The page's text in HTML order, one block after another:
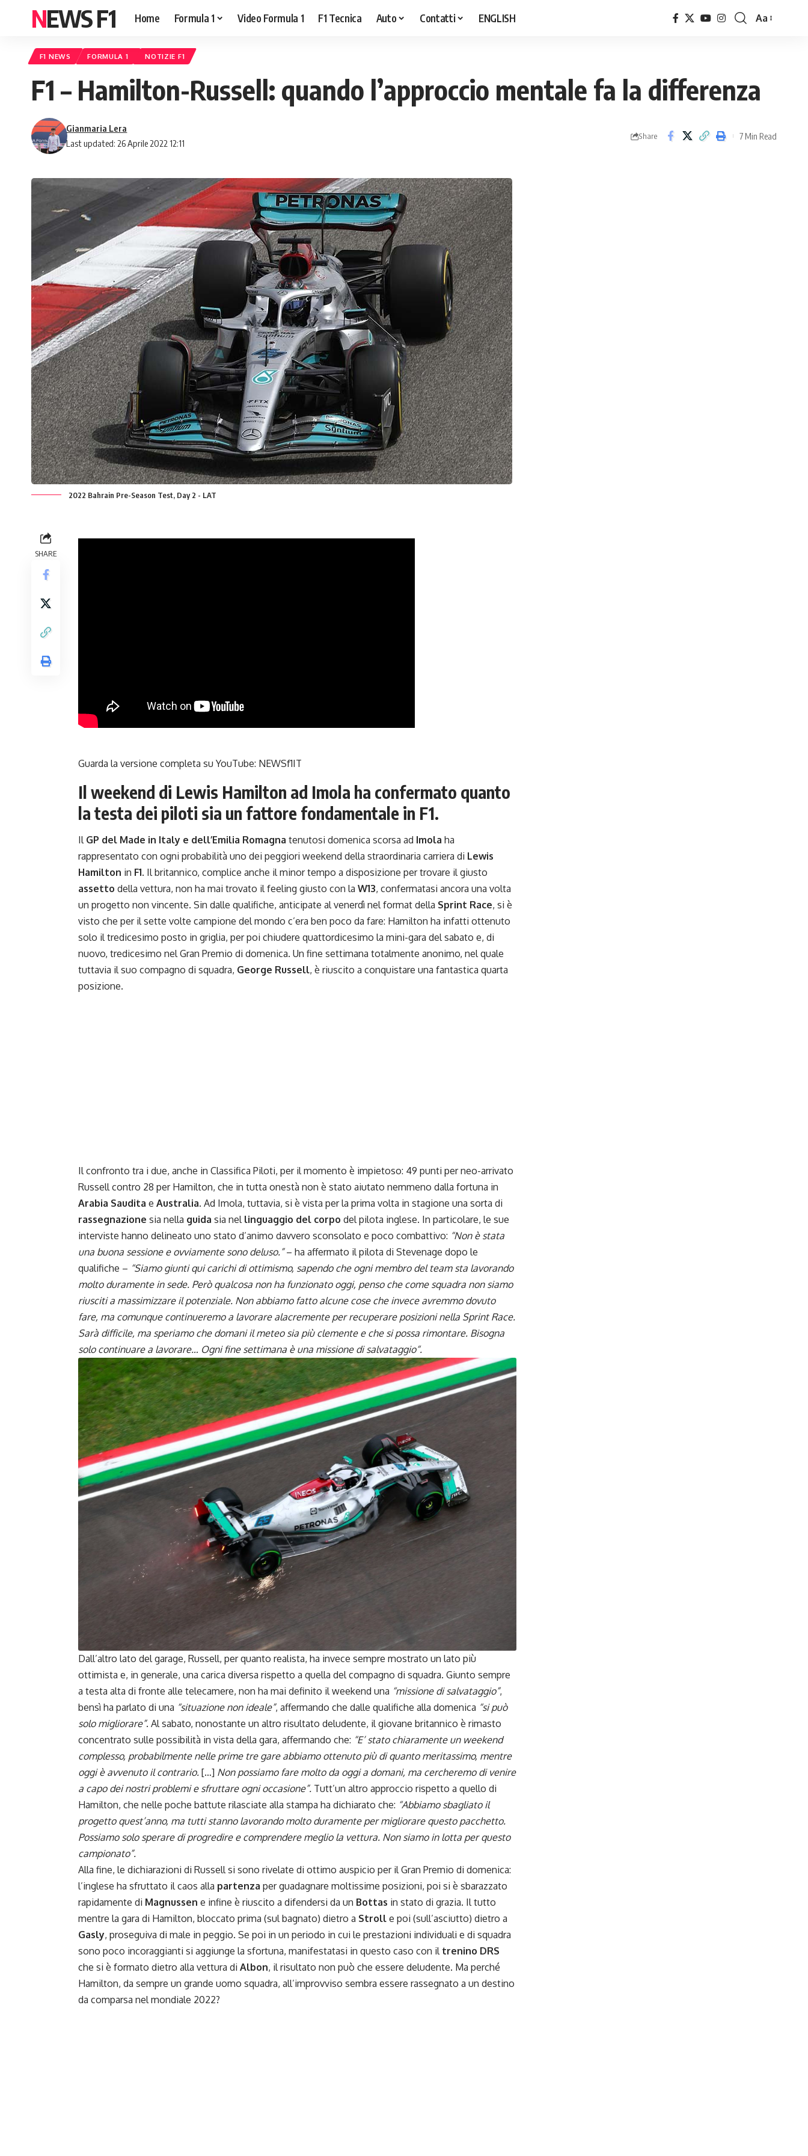
NEWS F1 Home Formula 1 Video Formula 1 F1 Tecnica Auto Contatti ENGLISH
Font
Aa
F1 NEWS FORMULA 1 NOTIZIE F1
F1 – Hamilton-Russell: quando l’approccio mentale fa la differenza
Last updated: 26 Aprile 2022 12:11
Gianmaria Lera
Share 7 Min Read
2022 Bahrain Pre-Season Test, Day 2 - LAT
SHARE
Guarda la versione completa su YouTube: NEWSf1IT
Il weekend di Lewis Hamilton ad Imola ha confermato quanto
la testa dei piloti sia un fattore fondamentale in F1.
Il GP del Made in Italy e dell’Emilia Romagna tenutosi domenica scorsa ad Imola ha
rappresentato con ogni probabilità uno dei peggiori weekend della straordinaria carriera di Lewis
Hamilton in F1. Il britannico, complice anche il minor tempo a disposizione per trovare il giusto
assetto della vettura, non ha mai trovato il feeling giusto con la W13, confermatasi ancora una volta
un progetto non vincente. Sin dalle qualifiche, anticipate al venerdì nel format della Sprint Race, si è
visto che per il sette volte campione del mondo c’era ben poco da fare: Hamilton ha infatti ottenuto
solo il tredicesimo posto in griglia, per poi chiudere quattordicesimo la mini-gara del sabato e, di
nuovo, tredicesimo nel Gran Premio di domenica. Un fine settimana totalmente anonimo, nel quale
tuttavia il suo compagno di squadra, George Russell, è riuscito a conquistare una fantastica quarta
posizione.
Il confronto tra i due, anche in Classifica Piloti, per il momento è impietoso: 49 punti per neo-arrivato
Russell contro 28 per Hamilton, che in tutta onestà non è stato aiutato nemmeno dalla fortuna in
Arabia Saudita e Australia. Ad Imola, tuttavia, si è vista per la prima volta in stagione una sorta di
rassegnazione sia nella guida sia nel linguaggio del corpo del pilota inglese. In particolare, le sue
interviste hanno delineato uno stato d’animo davvero sconsolato e poco combattivo: “Non è stata
una buona sessione e ovviamente sono deluso.”– ha affermato il pilota di Stevenage dopo le
qualifiche – “Siamo giunti qui carichi di ottimismo, sapendo che ogni membro del team sta lavorando
molto duramente in sede. Però qualcosa non ha funzionato oggi, penso che come squadra non siamo
riusciti a massimizzare il potenziale. Non abbiamo fatto alcune cose che invece avremmo dovuto
fare, ma comunque continueremo a lavorare alacremente per recuperare posizioni nella Sprint Race.
Sarà difficile, ma speriamo che domani il meteo sia più clemente e che si possa rimontare. Bisogna
solo continuare a lavorare… Ogni fine settimana è una missione di salvataggio“.
Dall’altro lato del garage, Russell, per quanto realista, ha invece sempre mostrato un lato più
ottimista e, in generale, una carica diversa rispetto a quella del compagno di squadra. Giunto sempre
a testa alta di fronte alle telecamere, non ha mai definito il weekend una “missione di salvataggio”,
bensì ha parlato di una “situazione non ideale”, affermando che dalle qualifiche alla domenica “si può
solo migliorare”. Al sabato, nonostante un altro risultato deludente, il giovane britannico è rimasto
concentrato sulle possibilità in vista della gara, affermando che: “E’ stato chiaramente un weekend
complesso, probabilmente nelle prime tre gare abbiamo ottenuto più di quanto meritassimo, mentre
oggi è avvenuto il contrario. […] Non possiamo fare molto da oggi a domani, ma cercheremo di venire
a capo dei nostri problemi e sfruttare ogni occasione”. Tutt’un altro approccio rispetto a quello di
Hamilton, che nelle poche battute rilasciate alla stampa ha dichiarato che: “Abbiamo sbagliato il
progetto quest’anno, ma tutti stanno lavorando molto duramente per migliorare questo pacchetto.
Possiamo solo sperare di progredire e comprendere meglio la vettura. Non siamo in lotta per questo
campionato”.
Alla fine, le dichiarazioni di Russell si sono rivelate di ottimo auspicio per il Gran Premio di domenica:
l’inglese ha sfruttato il caos alla partenza per guadagnare moltissime posizioni, poi si è sbarazzato
rapidamente di Magnussen e infine è riuscito a difendersi da un Bottas in stato di grazia. Il tutto
mentre la gara di Hamilton, bloccato prima (sul bagnato) dietro a Stroll e poi (sull’asciutto) dietro a
Gasly, proseguiva di male in peggio. Se poi in un periodo in cui le prestazioni individuali e di squadra
sono poco incoraggianti si aggiunge la sfortuna, manifestatasi in questo caso con il trenino DRS
che si è formato dietro alla vettura di Albon, il risultato non può che essere deludente. Ma perché
Hamilton, da sempre un grande uomo squadra, all’improvviso sembra essere rassegnato a un destino
da comparsa nel mondiale 2022?